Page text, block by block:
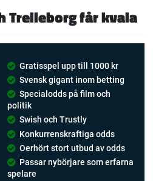
Trelleborg får kvala
Gratisspel upp till 1000 kr
Svensk gigant inom betting
Specialodds på film och
politik
Swish och Trustly
Konkurrenskraftiga odds
Oerhört stort utbud av odds
Passar nybörjare som erfarna
spelare